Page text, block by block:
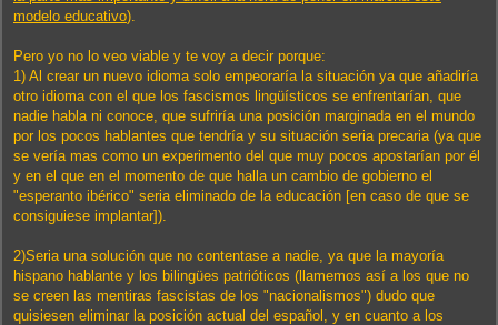
modelo educativo).
Pero yo no lo veo viable y te voy a decir porque:
1) Al crear un nuevo idioma solo empeoraría la situación ya que añadiría
otro idioma con el que los fascismos lingüísticos se enfrentarían, que
nadie habla ni conoce, que sufriría una posición marginada en el mundo
por los pocos hablantes que tendría y su situación seria precaria (ya que
se vería mas como un experimento del que muy pocos apostarían por él
y en el que en el momento de que halla un cambio de gobierno el
"esperanto ibérico" seria eliminado de la educación [en caso de que se
consiguiese implantar]).
2)Seria una solución que no contentase a nadie, ya que la mayoría
hispano hablante y los bilingües patrióticos (llamemos así a los que no
se creen las mentiras fascistas de los "nacionalismos") dudo que
quisiesen eliminar la posición actual del español, y en cuanto a los